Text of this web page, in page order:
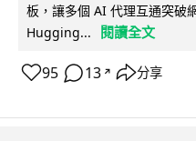
板，讓多個 AI 代理互通突破
Hugging...
閱讀全文
95 13 ↗ 分享